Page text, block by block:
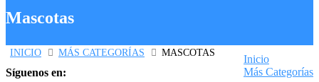
Mascotas
Inicio
Más Categorías
INICIO MÁS CATEGORÍAS MASCOTAS
Síguenos en: